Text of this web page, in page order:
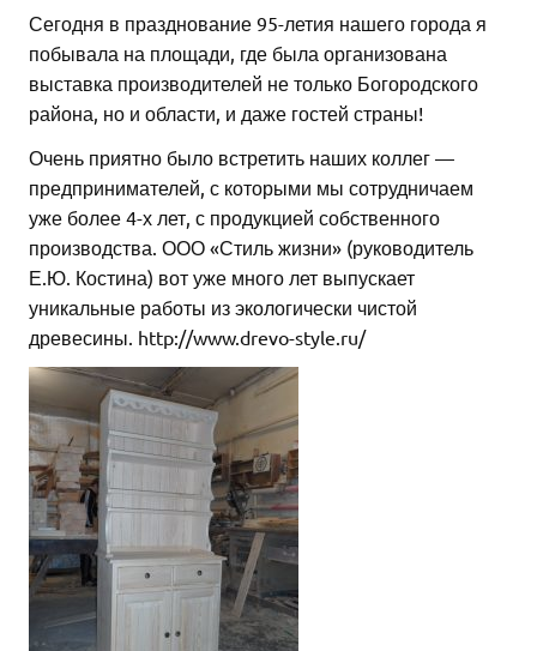
Сегодня в празднование 95-летия нашего города я
побывала на площади, где была организована
выставка производителей не только Богородского
района, но и области, и даже гостей страны!
Очень приятно было встретить наших коллег —
предпринимателей, с которыми мы сотрудничаем
уже более 4-х лет, с продукцией собственного
производства. ООО «Стиль жизни» (руководитель
Е.Ю. Костина) вот уже много лет выпускает
уникальные работы из экологически чистой
древесины. http://www.drevo-style.ru/